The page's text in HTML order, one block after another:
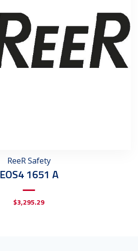
ReeR Safety
EOS4 1651 A
$3,295.29